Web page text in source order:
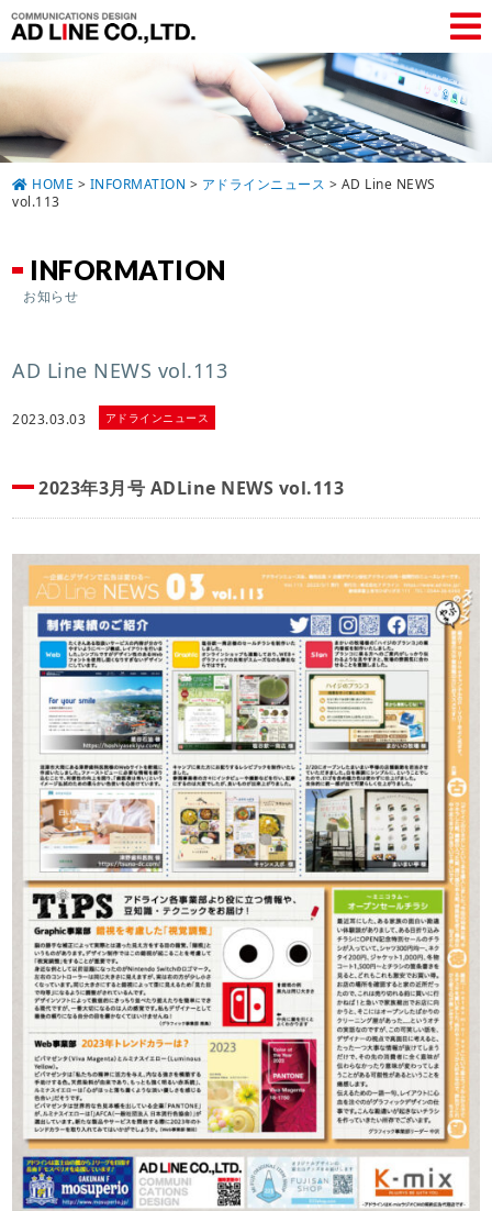
HOME > INFORMATION > アドラインニュース > AD Line NEWS
vol.113
INFORMATION
お知らせ
AD Line NEWS vol.113
2023.03.03 アドラインニュース
2023年3月号 ADLine NEWS vol.113